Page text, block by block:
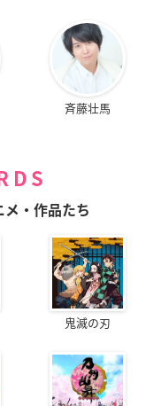
斉藤壮馬
メ・作品たち
鬼滅の刃